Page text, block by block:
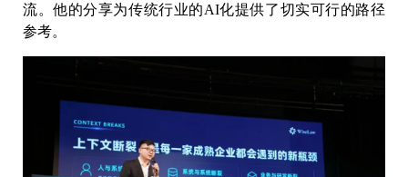
流。他的分享为传统行业的AI化提供了切实可行的路径
参考。